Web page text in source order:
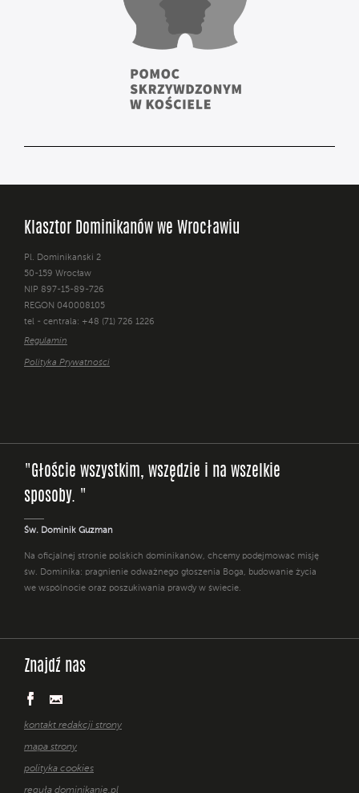
Klasztor Dominikanów we Wrocławiu
Pl. Dominikański 2
50-159 Wrocław
NIP 897-15-89-726
REGON 040008105
tel - centrala: +48 (71) 726 1226
Regulamin
Polityka Prywatności
"Głoście wszystkim, wszędzie i na wszelkie
sposoby. "
Św. Dominik Guzman
Na oficjalnej stronie polskich dominikanów, chcemy podejmować misję
św. Dominika: pragnienie odważnego głoszenia Boga, budowanie życia
we wspólnocie oraz poszukiwania prawdy w świecie.
Znajdź nas
kontakt redakcji strony
mapa strony
polityka cookies
reguła dominikanie.pl